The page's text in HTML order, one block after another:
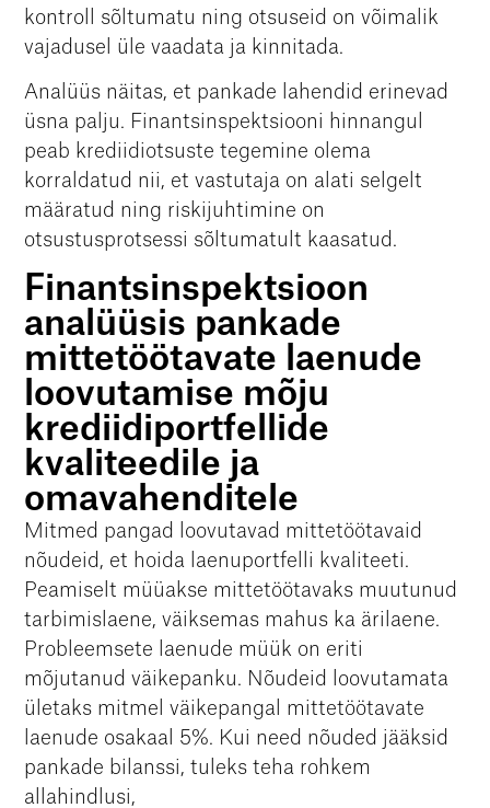
kontroll sõltumatu ning otsuseid on võimalik
vajadusel üle vaadata ja kinnitada.
Analüüs näitas, et pankade lahendid erinevad
üsna palju. Finantsinspektsiooni hinnangul
peab krediidiotsuste tegemine olema
korraldatud nii, et vastutaja on alati selgelt
määratud ning riskijuhtimine on
otsustusprotsessi sõltumatult kaasatud.
Finantsinspektsioon
analüüsis pankade
mittetöötavate laenude
loovutamise mõju
krediidiportfellide
kvaliteedile ja
omavahenditele
Mitmed pangad loovutavad mittetöötavaid
nõudeid, et hoida laenuportfelli kvaliteeti.
Peamiselt müüakse mittetöötavaks muutunud
tarbimislaene, väiksemas mahus ka ärilaene.
Probleemsete laenude müük on eriti
mõjutanud väikepanku. Nõudeid loovutamata
ületaks mitmel väikepangal mittetöötavate
laenude osakaal 5%. Kui need nõuded jääksid
pankade bilanssi, tuleks teha rohkem
allahindlusi,